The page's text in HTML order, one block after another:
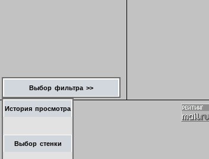
Выбор фильтра >>
История просмотра
Выбор стенки